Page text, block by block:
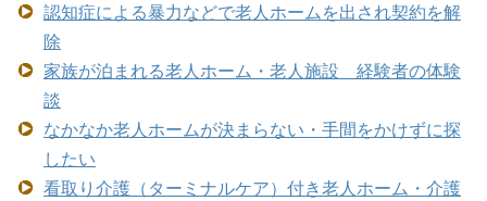
認知症による暴力などで老人ホームを出され契約を解
除
家族が泊まれる老人ホーム・老人施設 経験者の体験
談
なかなか老人ホームが決まらない・手間をかけずに探
したい
看取り介護（ターミナルケア）付き老人ホーム・介護